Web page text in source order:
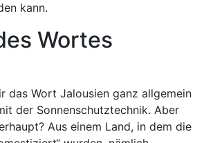
kann.
Wortes
das Wort Jalousien ganz allgemein
der Sonnenschutztechnik. Aber
Aus einem Land, in dem die